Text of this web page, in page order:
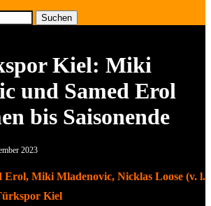
Suchen
Kiel: Miki
und Samed Erol
bis Saisonende
2023
Erol, Miki Mladenovic, Nicklas Loose (v. l.
Kiel